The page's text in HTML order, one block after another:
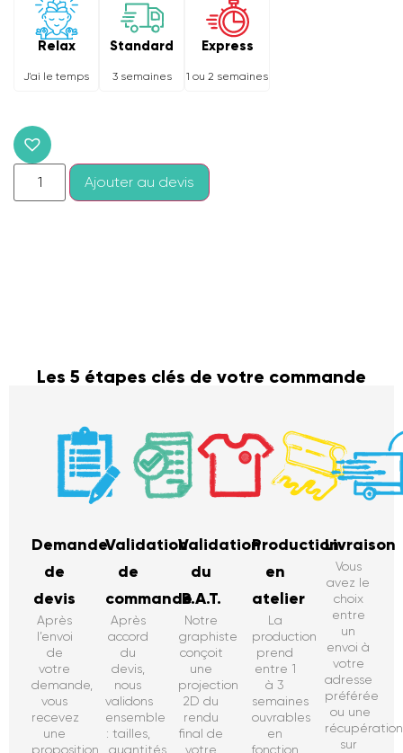
Relax
J'ai le temps
Standard
3 semaines
Express
1 ou 2 semaines
Ajouter au devis
Les 5 étapes clés de votre commande
Demande
de
devis
Après
l’envoi
de
votre
demande,
vous
recevez
une
proposition
Validation
de
commande
Après
accord
du
devis,
nous
validons
ensemble
: tailles,
quantités,
Validation
du
B.A.T.
Notre
graphiste
conçoit
une
projection
2D du
rendu
final de
votre
Production
en
atelier
La
production
prend
entre 1
à 3
semaines
ouvrables
en
fonction
Livraison
Vous
avez le
choix
entre
un
envoi à
votre
adresse
préférée
ou une
récupération
sur